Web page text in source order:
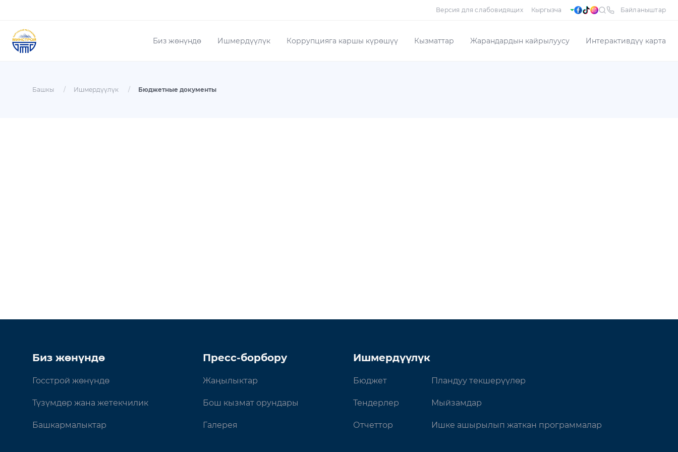
Версия для слабовидящих Байланыштар
Биз жөнүндө Ишмердүүлүк Коррупцияга каршы күрөшүү Кызматтар Жарандардын кайрылуусу Интерактивдүү карта
Башкы / Ишмердүүлүк / Бюджетные документы
Биз жөнүндө
Госстрой жөнүндө
Түзүмдөр жана жетекчилик
Башкармалыктар
Пресс-борбору
Жаңылыктар
Бош кызмат орундары
Галерея
Ишмердүүлүк
Бюджет
Тендерлер
Отчеттор
Пландуу текшерүүлөр
Мыйзамдар
Ишке ашырылып жаткан программалар